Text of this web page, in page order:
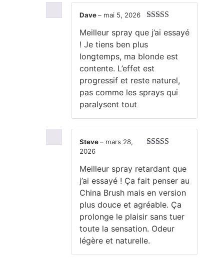
Dave– mai 5, 2026
Meilleur spray que j’ai essayé
! Je tiens ben plus
longtemps, ma blonde est
contente. L’effet est
progressif et reste naturel,
pas comme les sprays qui
paralysent tout
Steve– mars 28,
2026
Meilleur spray retardant que
j’ai essayé ! Ça fait penser au
China Brush mais en version
plus douce et agréable. Ça
prolonge le plaisir sans tuer
toute la sensation. Odeur
légère et naturelle.